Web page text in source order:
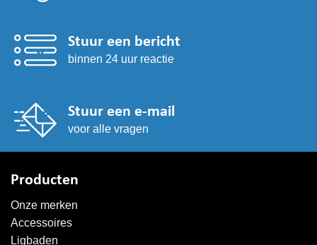
Stuur een bericht
binnen 24 uur reactie
Stuur een e-mail
voor alle vragen
Producten
Onze merken
Accessoires
Ligbaden